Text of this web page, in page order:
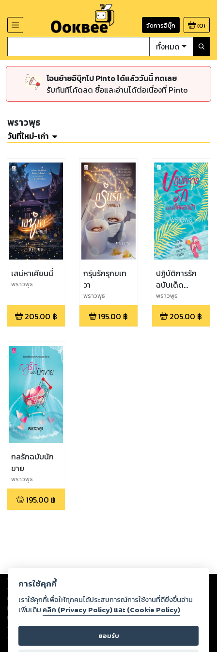
จัดการอีบุ๊ก (0)
ทั้งหมด
โอนย้ายอีบุ๊กไป Pinto ได้แล้ววันนี้ กดเลย
รับทันทีโค้ดลด ซื้อและอ่านได้ต่อเนื่องที่ Pinto
พราวพุธ
วันที่ใหม่-เก่า
เสน่หาเคียนนี่
พราวพุธ
205.00 ฿
กรุ่นรักรุกขเท
วา
พราวพุธ
195.00 ฿
ปฏิบัติการรัก
ฉบับเด็ด
ดอกฟ้า
พราวพุธ
205.00 ฿
กลรักฉบับนัก
ขาย
พราวพุธ
195.00 ฿
Copyright © 2026
ต่อผลงานหรือเนื้อหาใดที่อัปโหลดผ่านเว็บไซต์และปรากฏว่าละเมิดสิทธิใน
ทรัพย์สินทางปัญญาของบุคคลอื่นหรือขัดต่อกฎหมายและศีลธรรม ดังนั้น ผู้อ่าน
ทุกท่านโปรดใช้วิจารณญาณในการกลั่นกรองด้วยตนเอง และหากท่านพบว่าส่วน
หนึ่งส่วนใดขัดต่อกฎหมายและศีลธรรม กรุณาแจ้งมายังบริษัท เพื่อทีมงานจะได้
ดำเนินการในทันที ทั้งนี้ ทางสตอรี่ล็อกขอสงวนลิขสิทธิ์ตามพระราชบัญญัติ
ลิขสิทธิ์ พ.ศ. 2537 (ฉบับล่าสุด)
การใช้คุกกี้
เราใช้คุกกี้เพื่อให้ทุกคนได้ประสบการณ์การใช้งานที่ดียิ่งขึ้นอ่าน
เพิ่มเติม คลิก (Privacy Policy) และ (Cookie Policy)
ยอมรับ